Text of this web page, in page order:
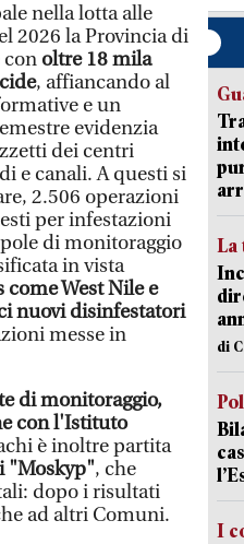
nella lotta alle
2026 la Provincia di
con oltre 18 mila
, affiancando al
e un
evidenzia
dei centri
e canali. A questi si
2.506 operazioni
per infestazioni
di monitoraggio
in vista
come West Nile e
nuovi disinfestatori
messe in
di monitoraggio,
con l'Istituto
è inoltre partita
"Moskyp", che
dopo i risultati
ad altri Comuni.
La
di
I